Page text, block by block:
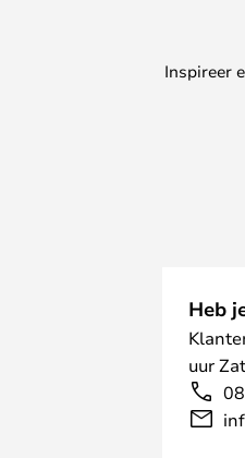
Inspireer
Heb
uur